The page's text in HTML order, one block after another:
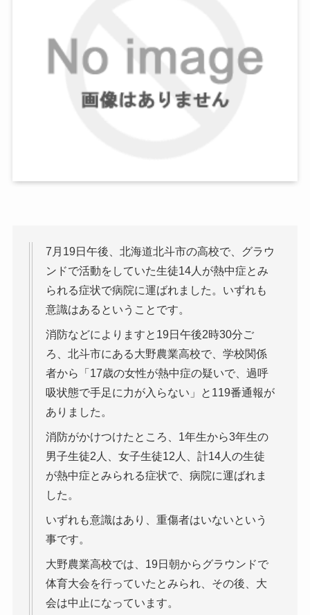
7月19日午後、北海道北斗市の高校で、グラウ
ンドで活動をしていた生徒14人が熱中症とみ
られる症状で病院に運ばれました。いずれも
意識はあるということです。
消防などによりますと19日午後2時30分ご
ろ、北斗市にある大野農業高校で、学校関係
者から「17歳の女性が熱中症の疑いで、過呼
吸状態で手足に力が入らない」と119番通報が
ありました。
消防がかけつけたところ、1年生から3年生の
男子生徒2人、女子生徒12人、計14人の生徒
が熱中症とみられる症状で、病院に運ばれま
した。
いずれも意識はあり、重傷者はいないという
事です。
大野農業高校では、19日朝からグラウンドで
体育大会を行っていたとみられ、その後、大
会は中止になっています。